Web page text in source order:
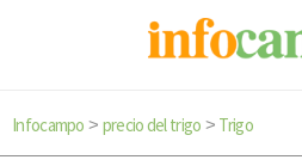
Infocampo > precio del trigo > Trigo